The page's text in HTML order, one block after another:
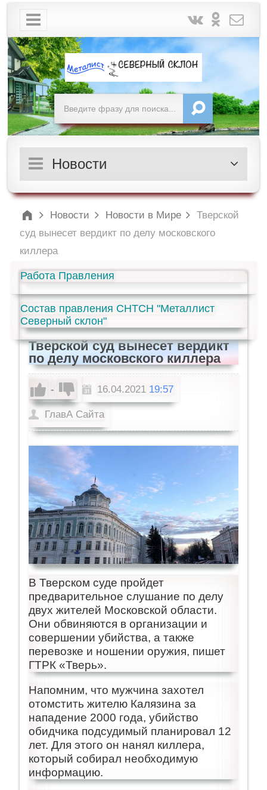
Новости
Новости Новости в Мире
Тверской
суд вынесет вердикт по делу московского
киллера
Работа Правления
Состав правления СНТСН "Металлист
Северный склон"
Тверской суд вынесет вердикт
по делу московского киллера
- 16.04.2021 19:57
ГлавА Сайта
В Тверском суде пройдет
предварительное слушание по делу
двух жителей Московской области.
Они обвиняются в организации и
совершении убийства, а также
перевозке и ношении оружия, пишет
ГТРК «Тверь».
Напомним, что мужчина захотел
отомстить жителю Калязина за
нападение 2000 года, убийство
обидчика подсудимый планировал 12
лет. Для этого он нанял киллера,
который собирал необходимую
информацию.